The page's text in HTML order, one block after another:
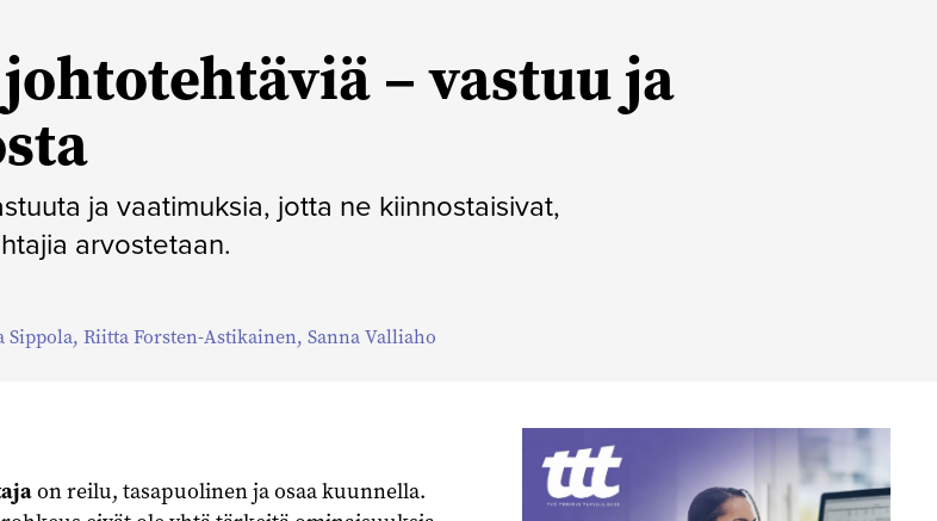
– vastuu ja
ja vaatimuksia, jotta ne kiinnostaisivat,
arvostetaan.
Sippola, Riitta Forsten-Astikainen, Sanna Valliaho
on reilu, tasapuolinen ja osaa kuunnella.